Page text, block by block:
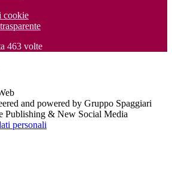
cookie
463 volte
and powered by Gruppo Spaggiari
Publishing & New Social Media
personali